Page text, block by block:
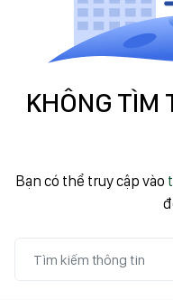
KHÔNG TÌM
Bạn có thể truy cập vào